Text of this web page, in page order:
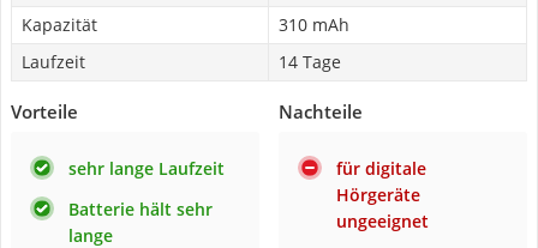
Kapazität
310 mAh
Laufzeit
14 Tage
Vorteile
sehr lange Laufzeit
Batterie hält sehr
lange
Nachteile
für digitale
Hörgeräte
ungeeignet